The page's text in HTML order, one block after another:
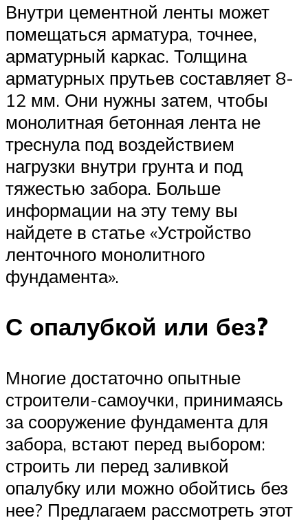
Внутри цементной ленты может
помещаться арматура, точнее,
арматурный каркас. Толщина
арматурных прутьев составляет 8-
12 мм. Они нужны затем, чтобы
монолитная бетонная лента не
треснула под воздействием
нагрузки внутри грунта и под
тяжестью забора. Больше
информации на эту тему вы
найдете в статье «Устройство
ленточного монолитного
фундамента».
С опалубкой или без?
Многие достаточно опытные
строители-самоучки, принимаясь
за сооружение фундамента для
забора, встают перед выбором:
строить ли перед заливкой
опалубку или можно обойтись без
нее? Предлагаем рассмотреть этот